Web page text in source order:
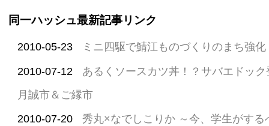
同一ハッシュ最新記事リンク
2010-05-23 ミニ四駆で鯖江ものづくりのまち強化
2010-07-12
あるくソースカツ丼！？サバエドッ
月誠市＆ご縁市
2010-07-20 秀丸×なでしこりか ～今、学生がする